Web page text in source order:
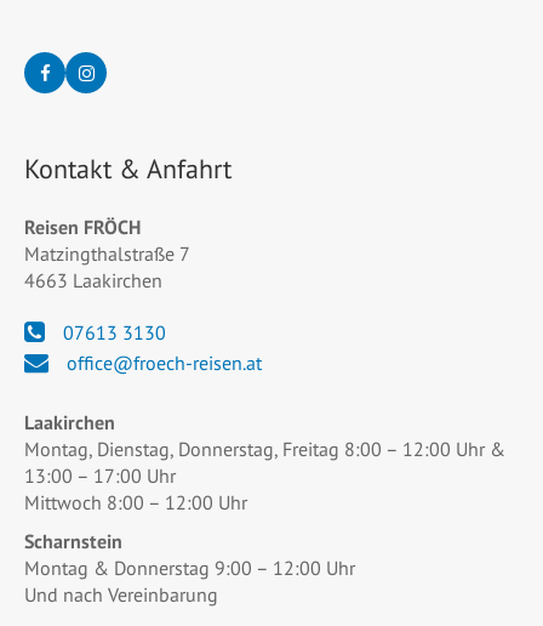
Kontakt & Anfahrt
Reisen FRÖCH
Matzingthalstraße 7
4663 Laakirchen
07613 3130
office@froech-reisen.at
Laakirchen
Montag, Dienstag, Donnerstag, Freitag 8:00 – 12:00 Uhr &
13:00 – 17:00 Uhr
Mittwoch 8:00 – 12:00 Uhr
Scharnstein
Montag & Donnerstag 9:00 – 12:00 Uhr
Und nach Vereinbarung